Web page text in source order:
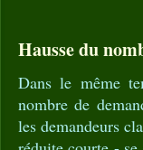
Hausse du
Dans le même
nombre de
les demandeurs